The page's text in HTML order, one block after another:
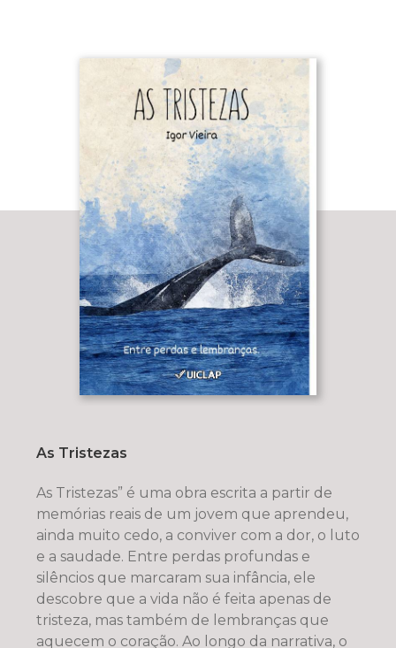
As Tristezas
As Tristezas” é uma obra escrita a partir de
memórias reais de um jovem que aprendeu,
ainda muito cedo, a conviver com a dor, o luto
e a saudade. Entre perdas profundas e
silêncios que marcaram sua infância, ele
descobre que a vida não é feita apenas de
tristeza, mas também de lembranças que
aquecem o coração. Ao longo da narrativa, o